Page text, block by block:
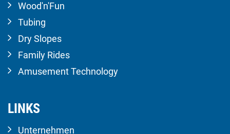
Wood'n'Fun
Tubing
Dry Slopes
Family Rides
Amusement Technology
LINKS
Unternehmen